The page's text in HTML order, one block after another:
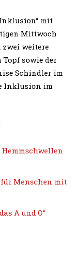
Inklusion“ mit
Mittwoch
zwei weitere
Topf sowie der
Schindler im
Inklusion im
Menschen mit
A und O“